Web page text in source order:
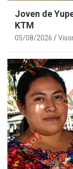
Joven de
KTM
05/08/2026